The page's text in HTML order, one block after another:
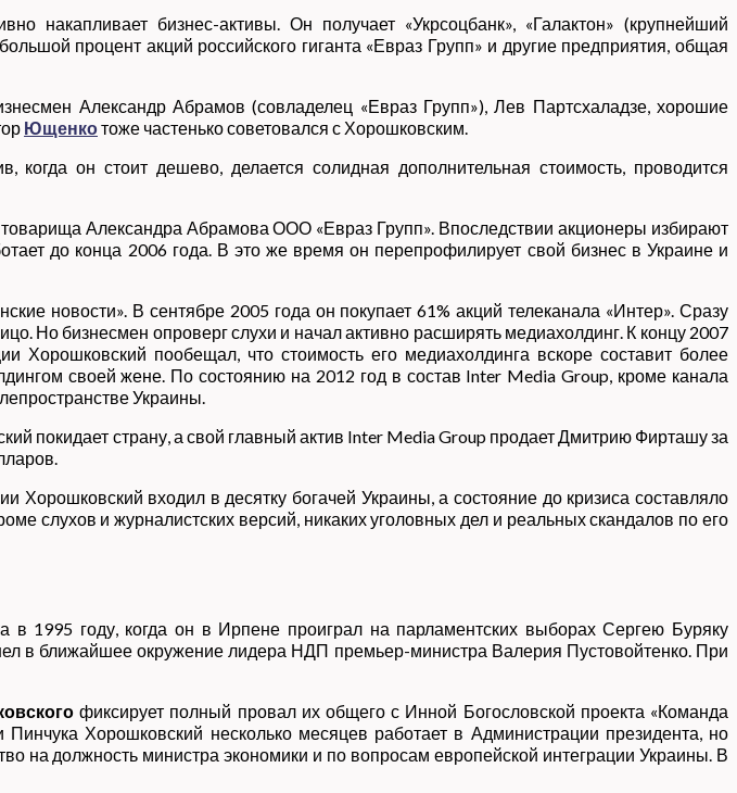
накапливает бизнес-активы. Он получает «Укрсоцбанк», «Галактон» (крупнейший
процент акций российского гиганта «Евраз Групп» и другие предприятия, общая
Александр Абрамов (совладелец «Евраз Групп»), Лев Партсхаладзе, хорошие
Ющенкотоже частенько советовался с Хорошковским.
он стоит дешево, делается солидная дополнительная стоимость, проводится
Александра Абрамова ООО «Евраз Групп». Впоследствии акционеры избирают
до конца 2006 года. В это же время он перепрофилирует свой бизнес в Украине и
новости». В сентябре 2005 года он покупает 61% акций телеканала «Интер». Сразу
Но бизнесмен опроверг слухи и начал активно расширять медиахолдинг. К концу 2007
пообещал, что стоимость его медиахолдинга вскоре составит более
своей жене. По состоянию на 2012 год в состав Inter Media Group, кроме канала
Украины.
покидает страну, а свой главный актив Inter Media Group продает Дмитрию Фирташу за
входил в десятку богачей Украины, а состояние до кризиса составляло
слухов и журналистских версий, никаких уголовных дел и реальных скандалов по его
в 1995 году, когда он в Ирпене проиграл на парламентских выборах Сергею Буряку
в ближайшее окружение лидера НДП премьер-министра Валерия Пустовойтенко. При
фиксирует полный провал их общего с Инной Богословской проекта «Команда
Хорошковский несколько месяцев работает в Администрации президента, но
на должность министра экономики и по вопросам европейской интеграции Украины. В